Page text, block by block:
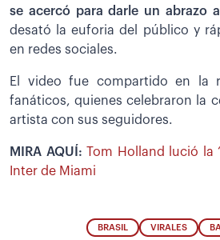
se acercó para darle un abrazo
desató la euforia del público y
en redes sociales.
El video fue compartido en la
fanáticos, quienes celebraron la
artista con sus seguidores.
MIRA AQUÍ: Tom Holland lució la
Inter de Miami
BRASIL VIRALES